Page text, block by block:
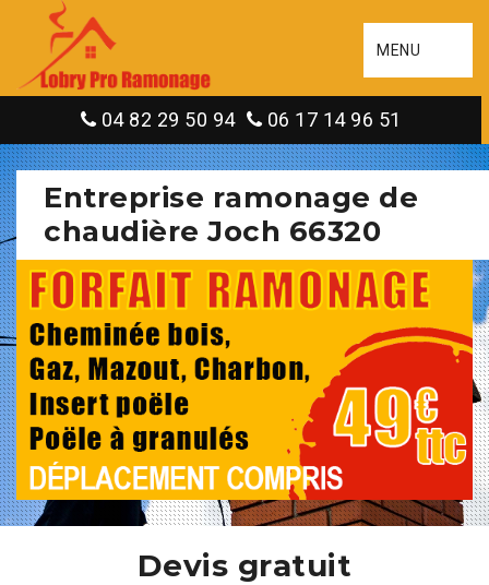
MENU
04 82 29 50 94 06 17 14 96 51
Entreprise ramonage de
chaudière Joch 66320
Devis gratuit